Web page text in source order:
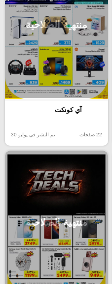
منتهية الصلاحية
آي كونكت
22 صفحات تم النشر في يوليو 30
منتهية الصلاحية